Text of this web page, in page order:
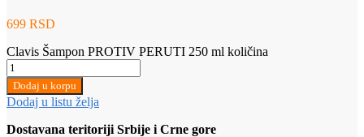
699 RSD
Clavis Šampon PROTIV PERUTI 250 ml količina
Dodaj u korpu
Dodaj u listu želja
Dostavana teritoriji Srbije i Crne gore